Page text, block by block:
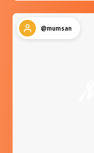
@mumsan